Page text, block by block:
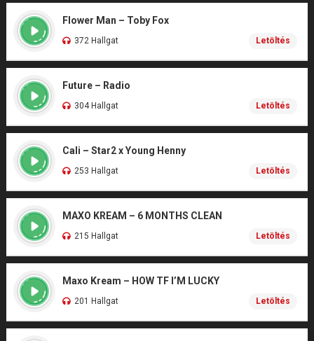
Flower Man – Toby Fox
372 Hallgat Letöltés
Future – Radio
304 Hallgat Letöltés
Cali – Star2 x Young Henny
253 Hallgat Letöltés
MAXO KREAM – 6 MONTHS CLEAN
215 Hallgat Letöltés
Maxo Kream – HOW TF I’M LUCKY
201 Hallgat Letöltés